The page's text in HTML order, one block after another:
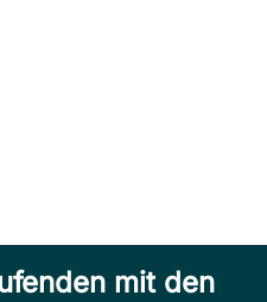
mit den